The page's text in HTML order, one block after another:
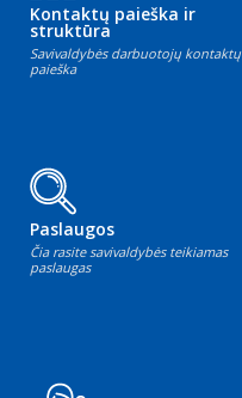
Kontaktų paieška ir
struktūra
Savivaldybės darbuotojų kontaktų
paieška
Paslaugos
Čia rasite savivaldybės teikiamas
paslaugas